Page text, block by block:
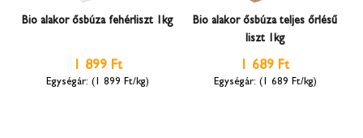
Bio alakor ősbúza fehérliszt 1kg
1 899 Ft
(1 899 Ft/kg)
Bio alakor ősbúza teljes őrlésű
liszt 1kg
1 689 Ft
(1 689 Ft/kg)